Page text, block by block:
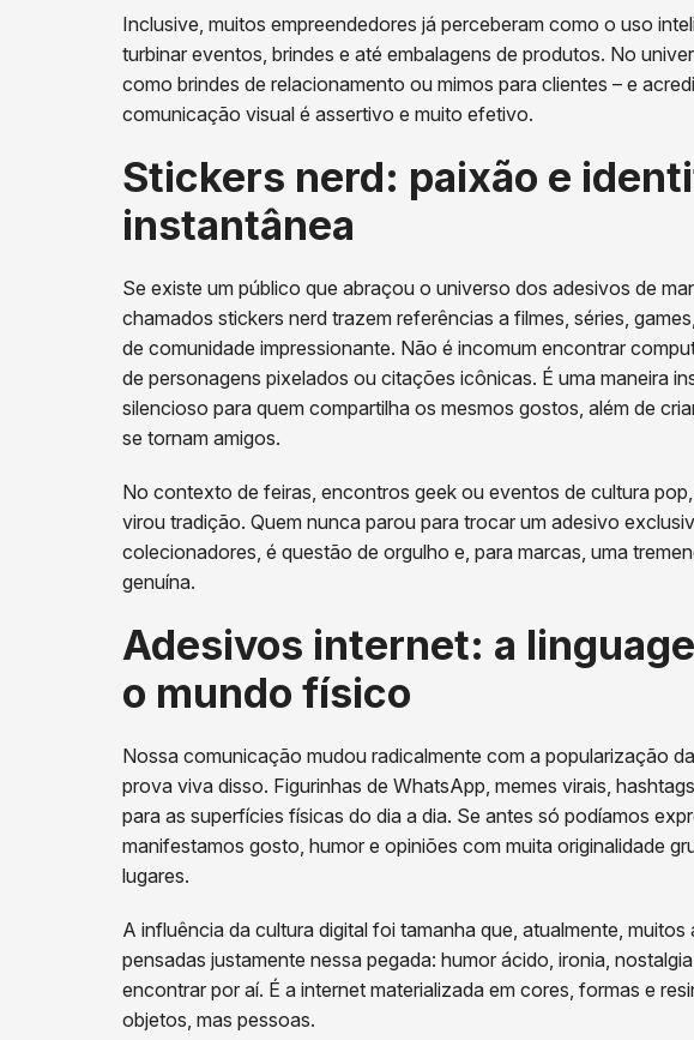
Inclusive, muitos empreendedores já perceberam como o uso
turbinar eventos, brindes e até embalagens de produtos. No
como brindes de relacionamento ou mimos para clientes – e
comunicação visual é assertivo e muito efetivo.
Stickers nerd: paixão e
instantânea
Se existe um público que abraçou o universo dos adesivos de
chamados stickers nerd trazem referências a filmes, séries,
de comunidade impressionante. Não é incomum encontrar
de personagens pixelados ou citações icônicas. É uma maneira
silencioso para quem compartilha os mesmos gostos, além de
se tornam amigos.
No contexto de feiras, encontros geek ou eventos de cultura
virou tradição. Quem nunca parou para trocar um adesivo
colecionadores, é questão de orgulho e, para marcas, uma
genuína.
Adesivos internet: a
o mundo físico
Nossa comunicação mudou radicalmente com a popularização
prova viva disso. Figurinhas de WhatsApp, memes virais,
para as superfícies físicas do dia a dia. Se antes só podíamos
manifestamos gosto, humor e opiniões com muita originalidade
lugares.
A influência da cultura digital foi tamanha que, atualmente,
pensadas justamente nessa pegada: humor ácido, ironia,
encontrar por aí. É a internet materializada em cores, formas e
objetos, mas pessoas.